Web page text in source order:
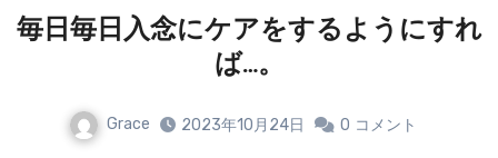
毎日毎日入念にケアをするようにすれ
ば…。
Grace 2023年10月24日 0 コメント